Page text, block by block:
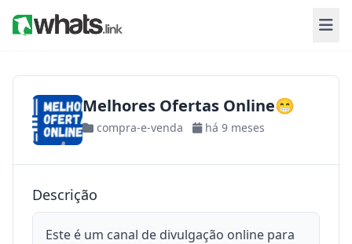
Melhores Ofertas Online😁
compra-e-venda há 9 meses
Descrição
Este é um canal de divulgação online para